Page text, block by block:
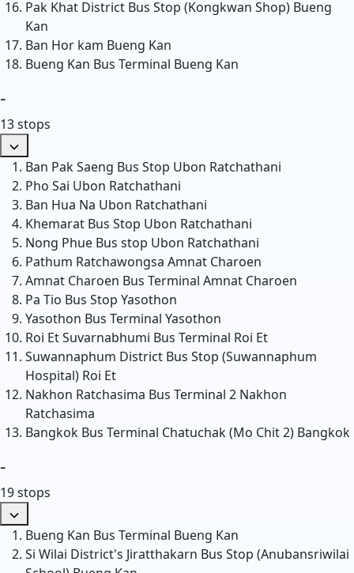
Pak Khat District Bus Stop (Kongkwan Shop) Bueng
Kan
Ban Hor kam Bueng Kan
Bueng Kan Bus Terminal Bueng Kan
-
13 stops
Ban Pak Saeng Bus Stop Ubon Ratchathani
Pho Sai Ubon Ratchathani
Ban Hua Na Ubon Ratchathani
Khemarat Bus Stop Ubon Ratchathani
Nong Phue Bus stop Ubon Ratchathani
Pathum Ratchawongsa Amnat Charoen
Amnat Charoen Bus Terminal Amnat Charoen
Pa Tio Bus Stop Yasothon
Yasothon Bus Terminal Yasothon
Roi Et Suvarnabhumi Bus Terminal Roi Et
Suwannaphum District Bus Stop (Suwannaphum
Hospital) Roi Et
Nakhon Ratchasima Bus Terminal 2 Nakhon
Ratchasima
Bangkok Bus Terminal Chatuchak (Mo Chit 2) Bangkok
-
19 stops
Bueng Kan Bus Terminal Bueng Kan
Si Wilai District's Jiratthakarn Bus Stop (Anubansriwilai